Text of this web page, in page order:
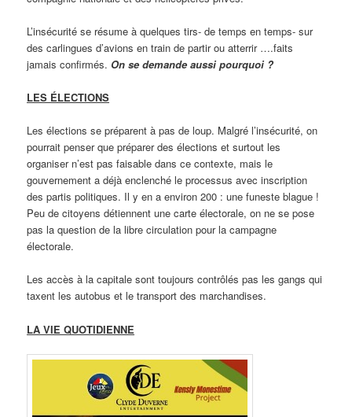
L’insécurité se résume à quelques tirs- de temps en temps- sur
des carlingues d’avions en train de partir ou atterrir ….faits
jamais confirmés. On se demande aussi pourquoi ?
LES ÉLECTIONS
Les élections se préparent à pas de loup. Malgré l’insécurité, on
pourrait penser que préparer des élections et surtout les
organiser n’est pas faisable dans ce contexte, mais le
gouvernement a déjà enclenché le processus avec inscription
des partis politiques. Il y en a environ 200 : une funeste blague !
Peu de citoyens détiennent une carte électorale, on ne se pose
pas la question de la libre circulation pour la campagne
électorale.
Les accès à la capitale sont toujours contrôlés pas les gangs qui
taxent les autobus et le transport des marchandises.
LA VIE QUOTIDIENNE